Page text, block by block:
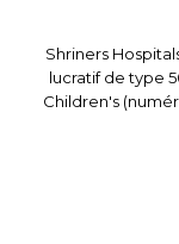
Shriners
lucratif de type
Children's